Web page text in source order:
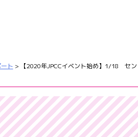
ト > 【2020年JPCCイベント始め】1/18 セ